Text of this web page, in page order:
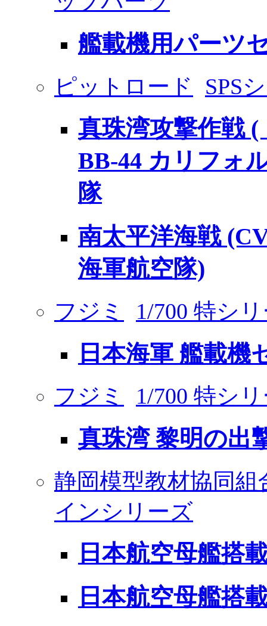
艦載機用パーツ
ピットロード SPS
真珠湾攻撃作戦
BB-44 カリフォ
隊
南太平洋海戦
海軍航空隊)
フジミ 1/700 特シ
日本海軍 艦載機
フジミ 1/700 特シ
真珠湾 黎明の出
静岡模型教材協同組
インシリーズ
日本航空母艦搭
日本航空母艦搭